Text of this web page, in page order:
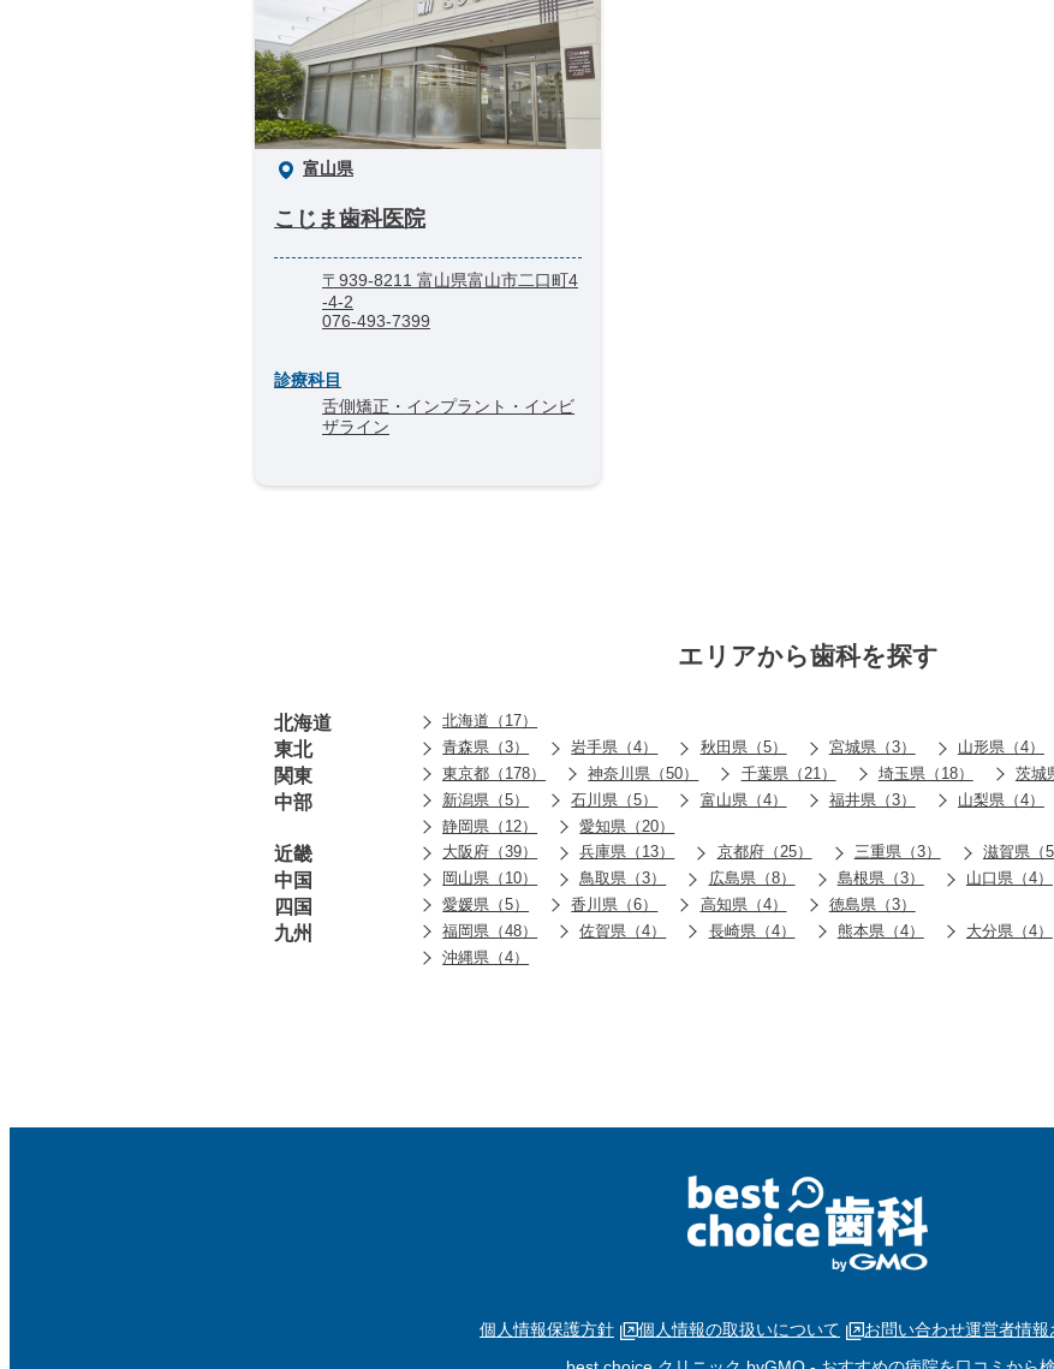
富山県
こじま歯科医院
〒939-8211 富山県富山市二口町4
-4-2
076-493-7399
診療科目
舌側矯正・インプラント・インビ
ザライン
エリアから歯科を探す
北海道 北海道（17）
東北 青森県（3） 岩手県（4） 秋田県（5） 宮城県（3） 山形県（4）
関東 東京都（178） 神奈川県（50） 千葉県（21） 埼玉県（18） 茨城
中部 新潟県（5） 石川県（5） 富山県（4） 福井県（3） 山梨県（4）
静岡県（12）
愛知県（20）
近畿 大阪府（39） 兵庫県（13） 京都府（25） 三重県（3） 滋賀県（5
中国 岡山県（10） 鳥取県（3） 広島県（8） 島根県（3） 山口県（4）
四国 愛媛県（5） 香川県（6） 高知県（4） 徳島県（3）
九州 福岡県（48） 佐賀県（4） 長崎県（4） 熊本県（4） 大分県（4）
沖縄県（4）
個人情報保護方針 個人情報の取扱いについて お問い合わせ運営者情報